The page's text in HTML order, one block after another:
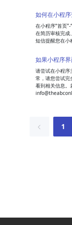
如何在小程
在小程序“首页
在简历审核完成
短信提醒您在小
如果小程序
请尝试在小程序
常，请您尝试完
看到相关信息。
1